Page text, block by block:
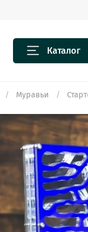
Каталог
Муравьи